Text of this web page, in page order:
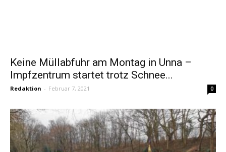
Keine Müllabfuhr am Montag in Unna –
Impfzentrum startet trotz Schnee...
Redaktion - Februar 7, 2021 0